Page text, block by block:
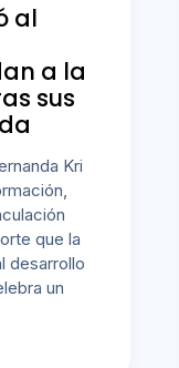
al
a la
sus
Kri
que la
desarrollo
un